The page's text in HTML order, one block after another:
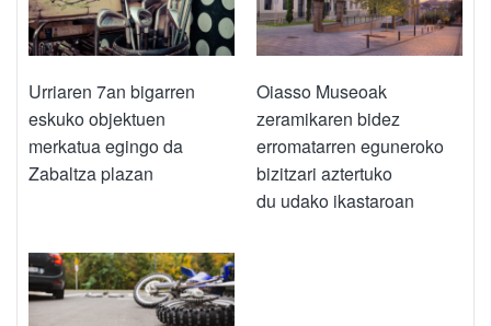
Urriaren 7an bigarren
eskuko objektuen
merkatua egingo da
Zabaltza plazan
Oiasso Museoak
zeramikaren bidez
erromatarren eguneroko
bizitzari aztertuko
du udako ikastaroan